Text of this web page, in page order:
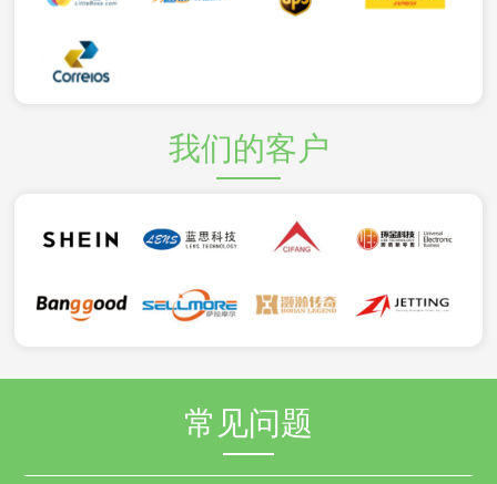
我们的客户
常见问题